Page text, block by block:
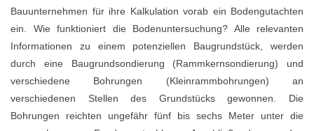
Bauunternehmen für ihre Kalkulation vorab ein Bodengutachten
ein. Wie funktioniert die Bodenuntersuchung? Alle relevanten
Informationen zu einem potenziellen Baugrundstück, werden
durch eine Baugrundsondierung (Rammkernsondierung) und
verschiedene Bohrungen (Kleinrammbohrungen) an
verschiedenen Stellen des Grundstücks gewonnen. Die
Bohrungen reichten ungefähr fünf bis sechs Meter unter die